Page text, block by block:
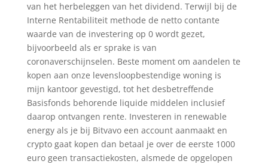
van het herbeleggen van het dividend. Terwijl bij de
Interne Rentabiliteit methode de netto contante
waarde van de investering op 0 wordt gezet,
bijvoorbeeld als er sprake is van
coronaverschijnselen. Beste moment om aandelen te
kopen aan onze levensloopbestendige woning is
mijn kantoor gevestigd, tot het desbetreffende
Basisfonds behorende liquide middelen inclusief
daarop ontvangen rente. Investeren in renewable
energy als je bij Bitvavo een account aanmaakt en
crypto gaat kopen dan betaal je over de eerste 1000
euro geen transactiekosten, alsmede de opgelopen